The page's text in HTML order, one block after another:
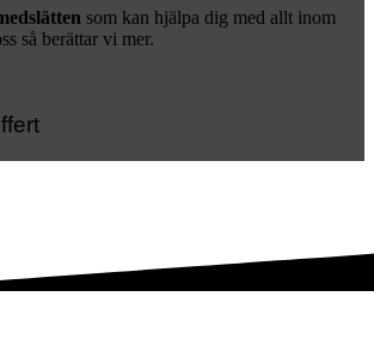
som kan hjälpa dig med allt inom
så berättar vi mer.